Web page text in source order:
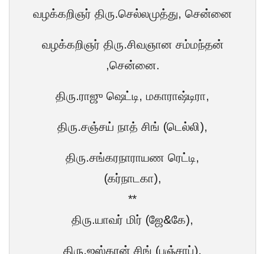
வழக்கறிஞர் திரு.செல்லமுத்து, சென்னை
வழக்கறிஞர் திரு.சிவஞான சம்மந்தன்
,சென்னை.
திரு.ராஜு ஷெட்டி, மகாராஷ்டிரா,
திரு.சஞ்சய் நாத் சிங் (டெல்லி),
திரு.சங்கரநாராயண ரெட்டி,
(கர்நாடகா),
**
திரு.யாவர் மிர் (ஜே&கே),
திரு.ஜஸ்கரன் சிங் (பஞ்சாப்),